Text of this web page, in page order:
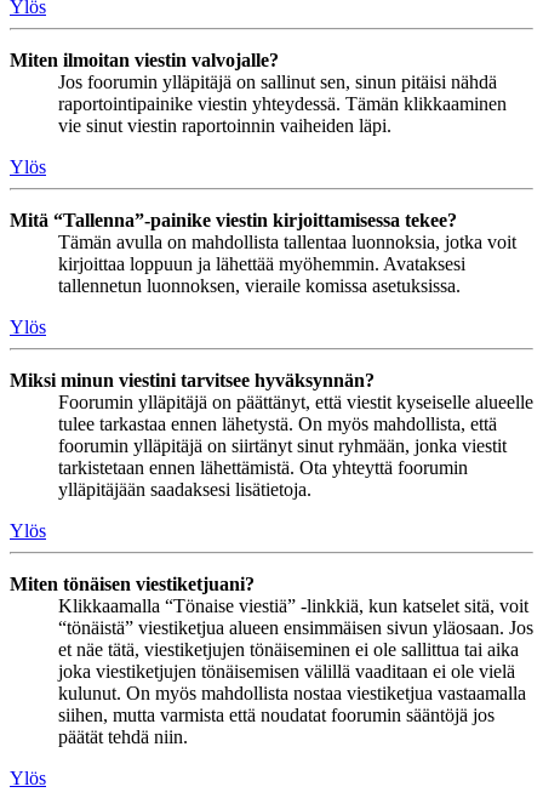
Ylös
Miten ilmoitan viestin valvojalle?
Jos foorumin ylläpitäjä on sallinut sen, sinun pitäisi nähdä
raportointipainike viestin yhteydessä. Tämän klikkaaminen
vie sinut viestin raportoinnin vaiheiden läpi.
Ylös
Mitä “Tallenna”-painike viestin kirjoittamisessa tekee?
Tämän avulla on mahdollista tallentaa luonnoksia, jotka voit
kirjoittaa loppuun ja lähettää myöhemmin. Avataksesi
tallennetun luonnoksen, vieraile komissa asetuksissa.
Ylös
Miksi minun viestini tarvitsee hyväksynnän?
Foorumin ylläpitäjä on päättänyt, että viestit kyseiselle alueelle
tulee tarkastaa ennen lähetystä. On myös mahdollista, että
foorumin ylläpitäjä on siirtänyt sinut ryhmään, jonka viestit
tarkistetaan ennen lähettämistä. Ota yhteyttä foorumin
ylläpitäjään saadaksesi lisätietoja.
Ylös
Miten tönäisen viestiketjuani?
Klikkaamalla “Tönaise viestiä” -linkkiä, kun katselet sitä, voit
“tönäistä” viestiketjua alueen ensimmäisen sivun yläosaan. Jos
et näe tätä, viestiketjujen tönäiseminen ei ole sallittua tai aika
joka viestiketjujen tönäisemisen välillä vaaditaan ei ole vielä
kulunut. On myös mahdollista nostaa viestiketjua vastaamalla
siihen, mutta varmista että noudatat foorumin sääntöjä jos
päätät tehdä niin.
Ylös